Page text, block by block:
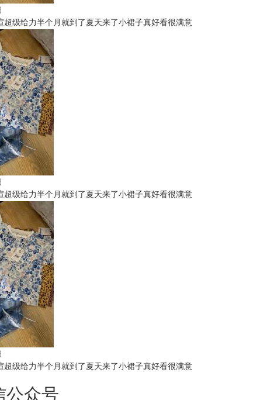
超级给力半个月就到了夏天来了小裙子真好看很满意
超级给力半个月就到了夏天来了小裙子真好看很满意
超级给力半个月就到了夏天来了小裙子真好看很满意
公众号